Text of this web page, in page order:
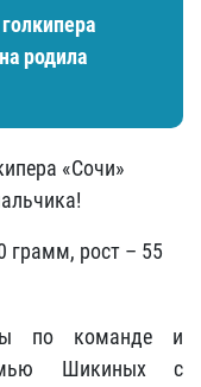
родила
«Сочи»
грамм, рост – 55
по команде и
Шикиных с